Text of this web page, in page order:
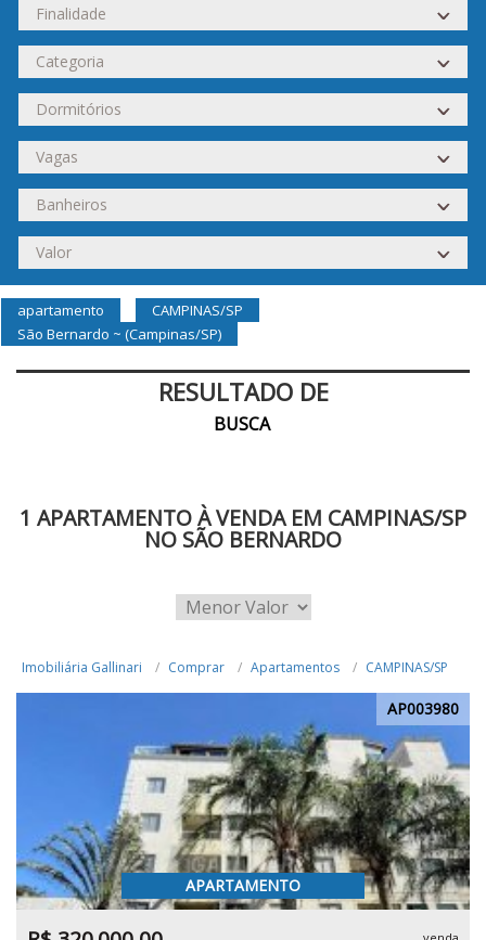
apartamento
CAMPINAS/SP
São Bernardo ~ (Campinas/SP)
RESULTADO DE
BUSCA
1 APARTAMENTO À VENDA EM CAMPINAS/SP
NO SÃO BERNARDO
Imobiliária Gallinari Comprar Apartamentos CAMPINAS/SP
AP003980
APARTAMENTO